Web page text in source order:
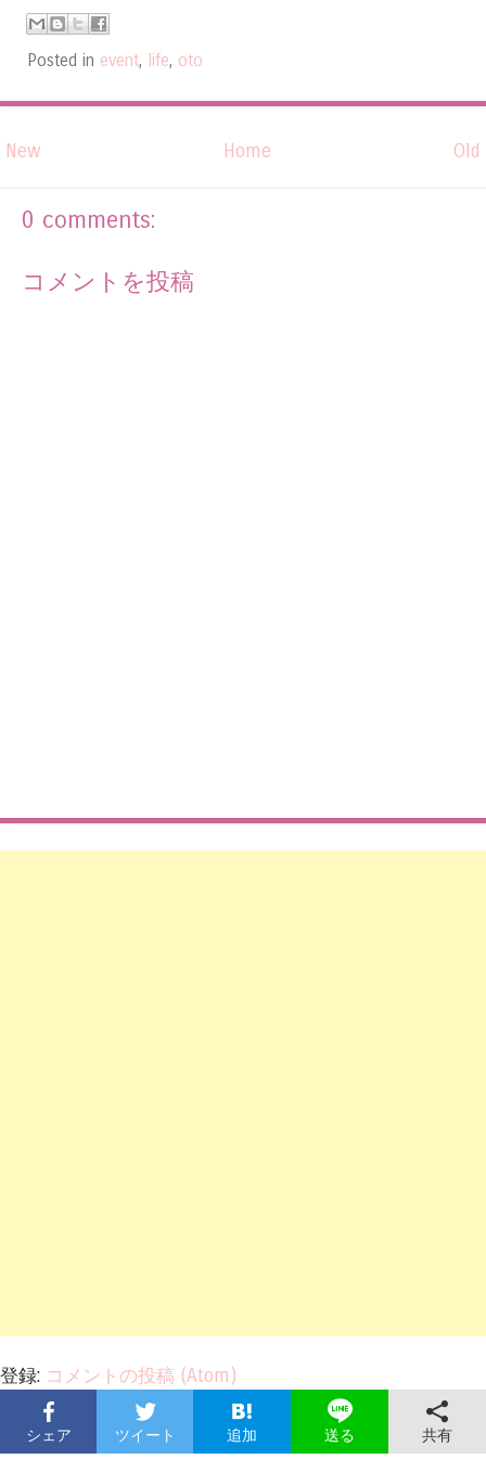
Posted in event, life, oto
New Old
Home
0 comments:
コメントを投稿
登録: コメントの投稿 (Atom)
シェア ツイート 追加 送る 共有